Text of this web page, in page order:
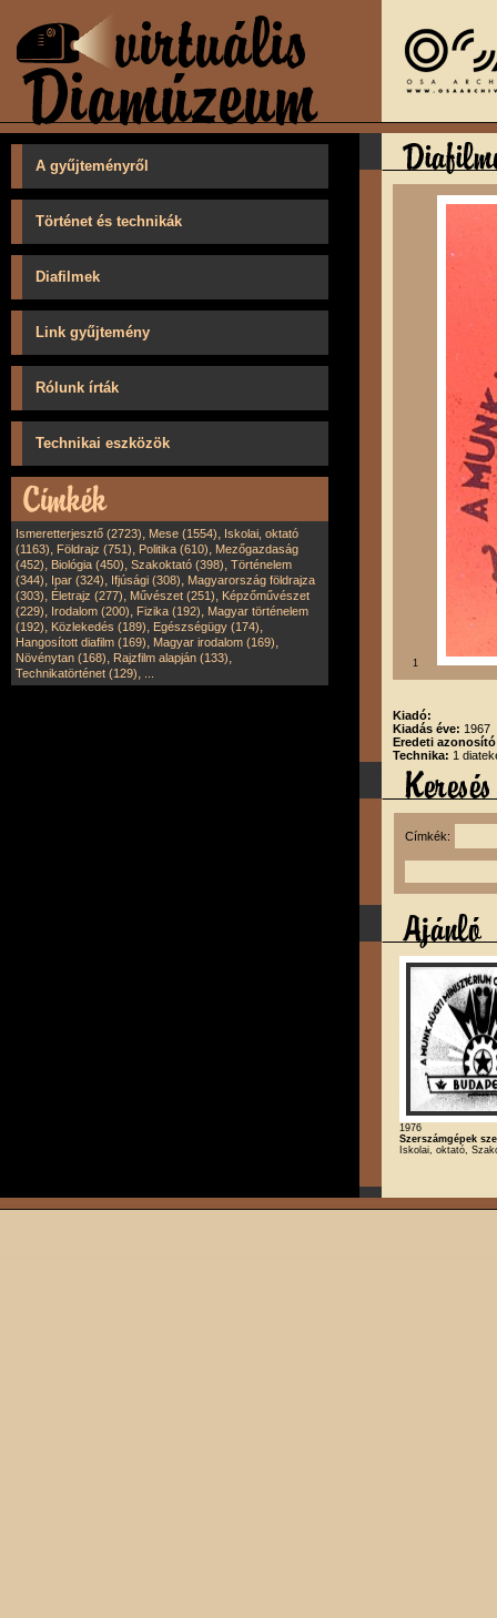
A gyűjteményről
Történet és technikák
Diafilmek
Link gyűjtemény
Rólunk írták
Technikai eszközök
Ismeretterjesztő (2723), Mese (1554), Iskolai, oktató
(1163), Földrajz (751), Politika (610), Mezőgazdaság
(452), Biológia (450), Szakoktató (398), Történelem
(344), Ipar (324), Ifjúsági (308), Magyarország földrajza
(303), Életrajz (277), Művészet (251), Képzőművészet
(229), Irodalom (200), Fizika (192), Magyar történelem
(192), Közlekedés (189), Egészségügy (174),
Hangosított diafilm (169), Magyar irodalom (169),
Növénytan (168), Rajzfilm alapján (133),
Technikatörténet (129),
1
Kiadó:
Kiadás éve: 1967
Eredeti
Technika: 1
Címkék:
1976
Szerszámgépek
Iskolai, oktató,